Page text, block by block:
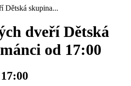
Dětská skupina...
dveří Dětská
od 17:00